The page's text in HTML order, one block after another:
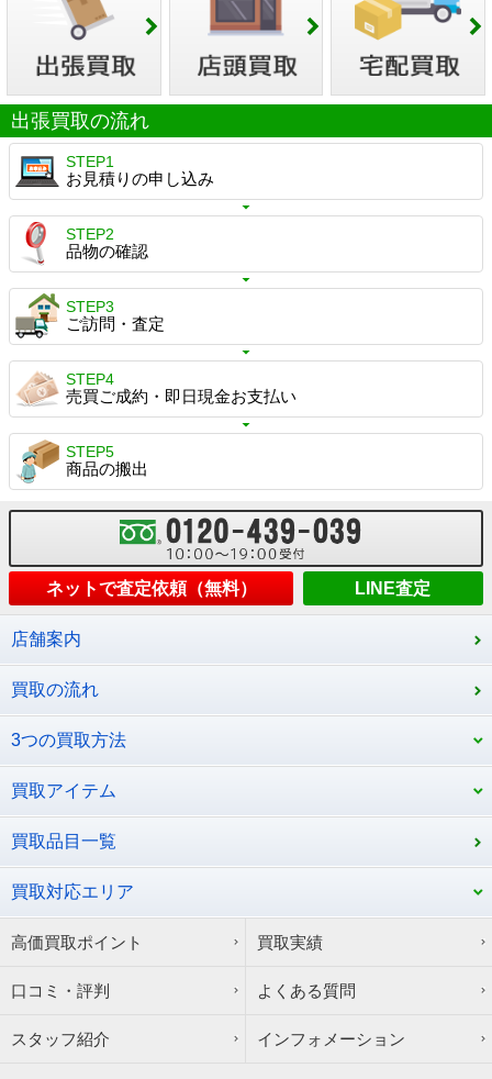
出張買取の流れ
STEP1
お見積りの申し込み
STEP2
品物の確認
STEP3
ご訪問・査定
STEP4
売買ご成約・即日現金お支払い
STEP5
商品の搬出
ネットで査定依頼（無料） LINE査定
店舗案内
買取の流れ
3つの買取方法
買取アイテム
買取品目一覧
買取対応エリア
高価買取ポイント 買取実績
口コミ・評判 よくある質問
スタッフ紹介 インフォメーション